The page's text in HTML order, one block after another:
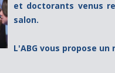
et doctorants venus
salon.
L'ABG vous propose